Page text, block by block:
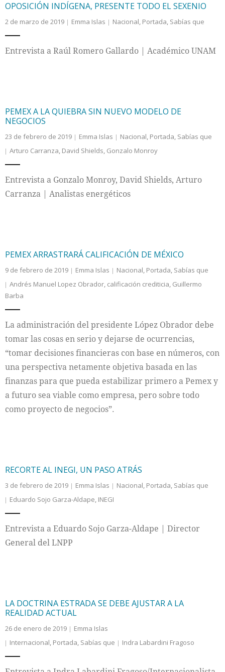
OPOSICIÓN INDÍGENA, PRESENTE TODO EL SEXENIO
2 de marzo de 2019 Emma Islas Nacional, Portada, Sabías que
Entrevista a Raúl Romero Gallardo | Académico UNAM
PEMEX A LA QUIEBRA SIN NUEVO MODELO DE
NEGOCIOS
23 de febrero de 2019 Emma Islas Nacional, Portada, Sabías que
Arturo Carranza, David Shields, Gonzalo Monroy
Entrevista a Gonzalo Monroy, David Shields, Arturo
Carranza | Analistas energéticos
PEMEX ARRASTRARÁ CALIFICACIÓN DE MÉXICO
9 de febrero de 2019 Emma Islas Nacional, Portada, Sabías que
Andrés Manuel Lopez Obrador, calificación crediticia, Guillermo
Barba
La administración del presidente López Obrador debe
tomar las cosas en serio y dejarse de ocurrencias,
“tomar decisiones financieras con base en números, con
una perspectiva netamente objetiva basada en las
finanzas para que pueda estabilizar primero a Pemex y
a futuro sea viable como empresa, pero sobre todo
como proyecto de negocios”.
RECORTE AL INEGI, UN PASO ATRÁS
3 de febrero de 2019 Emma Islas Nacional, Portada, Sabías que
Eduardo Sojo Garza-Aldape, INEGI
Entrevista a Eduardo Sojo Garza-Aldape | Director
General del LNPP
LA DOCTRINA ESTRADA SE DEBE AJUSTAR A LA
REALIDAD ACTUAL
26 de enero de 2019
Emma Islas
Internacional, Portada, Sabías que Indra Labardini Fragoso